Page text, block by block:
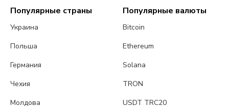
Популярные страны
Украина
Польша
Германия
Чехия
Молдова
Популярные валюты
Bitcoin
Ethereum
Solana
TRON
USDT TRC20